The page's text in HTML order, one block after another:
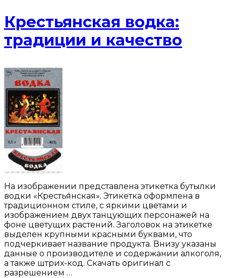
Крестьянская водка:
традиции и качество
На изображении представлена этикетка бутылки
водки «Крестья́нская». Этикетка оформлена в
традиционном стиле, с яркими цветами и
изображением двух танцующих персонажей на
фоне цветущих растений. Заголовок на этикетке
выделен крупными красными буквами, что
подчеркивает название продукта. Внизу указаны
данные о производителе и содержании алкоголя,
а также штрих-код. Скачать оригинал с
разрешением …